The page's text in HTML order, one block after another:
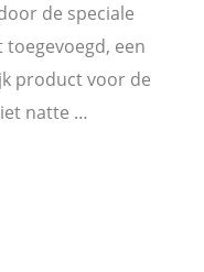
de speciale
een
product voor de
natte …